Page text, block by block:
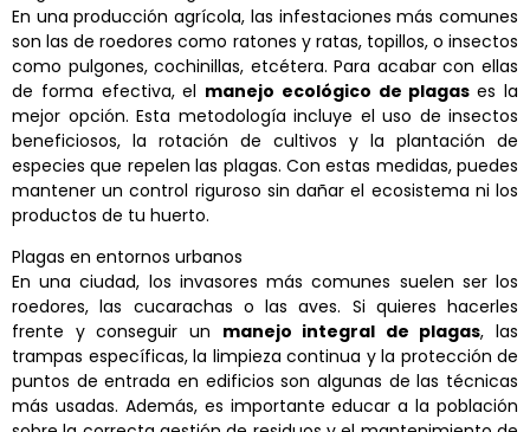
En una producción agrícola, las infestaciones más comunes
son las de roedores como ratones y ratas, topillos, o insectos
como pulgones, cochinillas, etcétera. Para acabar con ellas
de forma efectiva, el manejo ecológico de plagases la
mejor opción. Esta metodología incluye el uso de insectos
beneficiosos, la rotación de cultivos y la plantación de
especies que repelen las plagas. Con estas medidas, puedes
mantener un control riguroso sin dañar el ecosistema ni los
productos de tu huerto.
Plagas en entornos urbanos
En una ciudad, los invasores más comunes suelen ser los
roedores, las cucarachas o las aves. Si quieres hacerles
frente y conseguir un manejo integral de plagas, las
trampas específicas, la limpieza continua y la protección de
puntos de entrada en edificios son algunas de las técnicas
más usadas. Además, es importante educar a la población